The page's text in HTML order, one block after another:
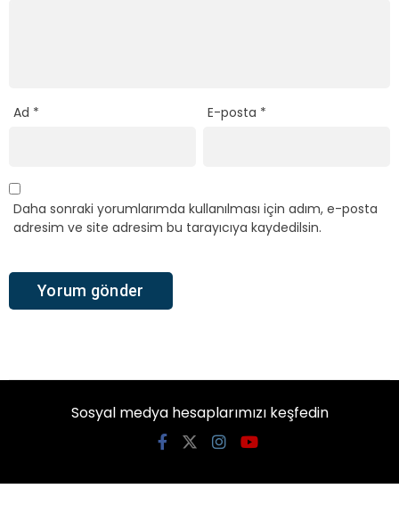
Ad * E-posta *
Daha sonraki yorumlarımda kullanılması için adım, e-posta
adresim ve site adresim bu tarayıcıya kaydedilsin.
Sosyal medya hesaplarımızı keşfedin